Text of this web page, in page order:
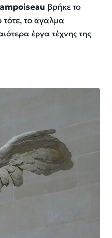
βρήκε το
το άγαλμα
έργα τέχνης της